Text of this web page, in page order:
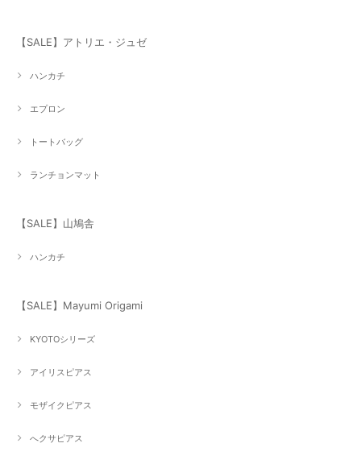
【SALE】アトリエ・ジュゼ
ハンカチ
エプロン
トートバッグ
ランチョンマット
【SALE】山鳩舎
ハンカチ
【SALE】Mayumi Origami
KYOTOシリーズ
アイリスピアス
モザイクピアス
へクサピアス